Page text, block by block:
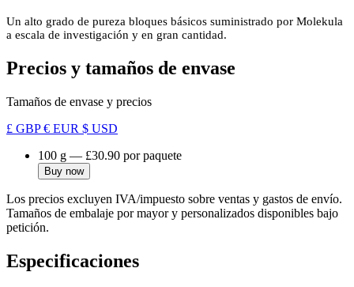
Un alto grado de pureza bloques básicos suministrado por Molekula
a escala de investigación y en gran cantidad.
Precios y tamaños de envase
Tamaños de envase y precios
£ GBP€ EUR $ USD
100 g — £30.90 por paquete
Buy now
Los precios excluyen IVA/impuesto sobre ventas y gastos de envío.
Tamaños de embalaje por mayor y personalizados disponibles bajo
petición.
Especificaciones